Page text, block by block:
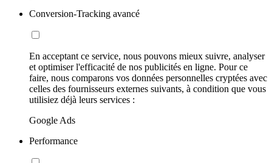
Conversion-Tracking avancé
En acceptant ce service, nous pouvons mieux suivre, analyser
et optimiser l'efficacité de nos publicités en ligne. Pour ce
faire, nous comparons vos données personnelles cryptées avec
celles des fournisseurs externes suivants, à condition que vous
utilisiez déjà leurs services :
Google Ads
Performance